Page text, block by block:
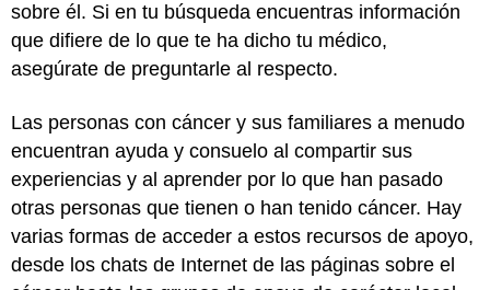
sobre él. Si en tu búsqueda encuentras información
que difiere de lo que te ha dicho tu médico,
asegúrate de preguntarle al respecto.
Las personas con cáncer y sus familiares a menudo
encuentran ayuda y consuelo al compartir sus
experiencias y al aprender por lo que han pasado
otras personas que tienen o han tenido cáncer. Hay
varias formas de acceder a estos recursos de apoyo,
desde los chats de Internet de las páginas sobre el